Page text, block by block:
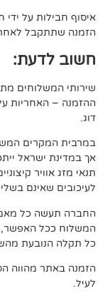
חברת המשלוחים בשעה
לאחר שעת האיסוף
מתבצעים על ידי
על זמני ההגעה
המשלוחים מסופקים
ייתכנו מצבים חריגים
או אירועים
בשליטתנו.
מאמץ לסייע בטיפול
אך לא תישא
מהשירות הלוגיסטי
הסכמה מלאה